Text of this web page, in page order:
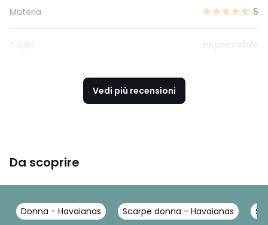
Materia 5
Taglia Impeccabile
Vedi più recensioni
Da scoprire
Donna - Havaianas Scarpe donna - Havaianas